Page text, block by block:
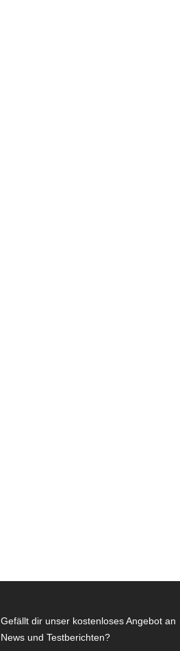
Gefällt dir unser kostenloses Angebot an
News und Testberichten?